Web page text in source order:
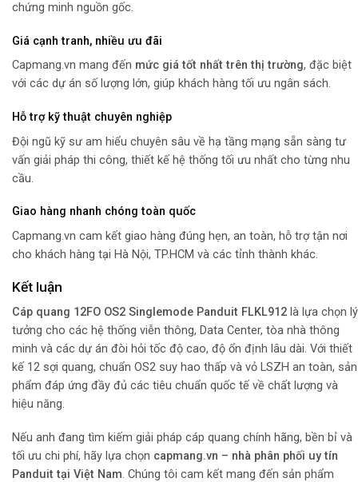
chứng minh nguồn gốc.
Giá cạnh tranh, nhiều ưu đãi
Capmang.vn mang đến mức giá tốt nhất trên thị trường, đặc biệt
với các dự án số lượng lớn, giúp khách hàng tối ưu ngân sách.
Hỗ trợ kỹ thuật chuyên nghiệp
Đội ngũ kỹ sư am hiểu chuyên sâu về hạ tầng mạng sẵn sàng tư
vấn giải pháp thi công, thiết kế hệ thống tối ưu nhất cho từng nhu
cầu.
Giao hàng nhanh chóng toàn quốc
Capmang.vn cam kết giao hàng đúng hẹn, an toàn, hỗ trợ tận nơi
cho khách hàng tại Hà Nội, TP.HCM và các tỉnh thành khác.
Kết luận
Cáp quang 12FO OS2 Singlemode Panduit FLKL912 là lựa chọn lý
tưởng cho các hệ thống viễn thông, Data Center, tòa nhà thông
minh và các dự án đòi hỏi tốc độ cao, độ ổn định lâu dài. Với thiết
kế 12 sợi quang, chuẩn OS2 suy hao thấp và vỏ LSZH an toàn, sản
phẩm đáp ứng đầy đủ các tiêu chuẩn quốc tế về chất lượng và
hiệu năng.
Nếu anh đang tìm kiếm giải pháp cáp quang chính hãng, bền bỉ và
tối ưu chi phí, hãy lựa chọn capmang.vn – nhà phân phối uy tín
Panduit tại Việt Nam. Chúng tôi cam kết mang đến sản phẩm